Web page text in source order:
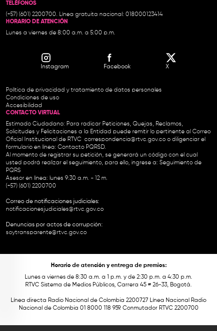
TELÉFONOS
(+57) (601) 2200700. Línea gratuita nacional: 018000123414
HORARIO DE ATENCIÓN
Lunes a viernes de 8:00 a.m. a 5:00 p.m.
Instagram Facebook X
Política de privacidad y tratamiento de datos personales
Condiciones de uso
Accesibilidad
CONTACTO VIRTUAL
Estimado Ciudadano: Para radicar Peticiones, Quejas, Reclamos,
Solicitudes y Felicitaciones a la Entidad puede remitir lo pertinente al Correo
Oficial Institucional de RTVC correspondencia@rtvc.gov.co o diligenciar el
formulario en línea: Contacto PQRSD.
Al momento de registrar su petición, se generará un código con el cual
usted podrá realizar el seguimiento, para ello, ingrese a: Seguimiento de
PQRS
Asesor en línea: lunes 9:30 a.m. - 12 m.
(+57) (601) 2200700
Correo de notificaciones judiciales:
notificacionesjudiciales@rtvc.gov.co
Denuncias por actos de corrupción:
soytransparente@rtvc.gov.co
Horario de atención y entrega de premios:
Lunes a viernes de 8:30 a.m. a 1 p.m. y de 2:30 p.m. a 4:30 p.m.
RTVC Sistema de Medios Públicos, Carrera 45 # 26-33, Bogotá.
Línea directa Radio Nacional de Colombia 2200727 Línea Nacional Radio
Nacional de Colombia 01 8000 118 959. Conmutador RTVC 2200700